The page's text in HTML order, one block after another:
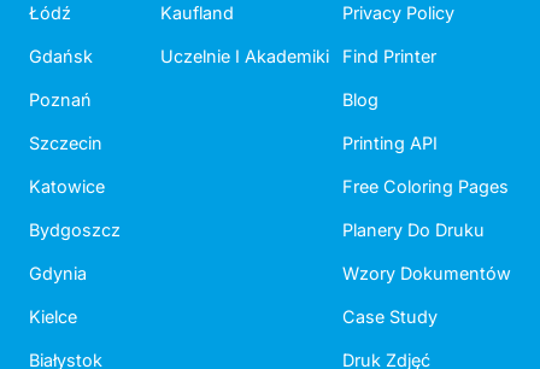
Łódź
Gdańsk
Poznań
Szczecin
Katowice
Bydgoszcz
Gdynia
Kielce
Białystok
Kaufland
Uczelnie I Akademiki
Privacy Policy
Find Printer
Blog
Printing API
Free Coloring Pages
Planery Do Druku
Wzory Dokumentów
Case Study
Druk Zdjęć